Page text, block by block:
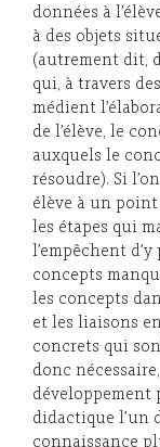
données à
à des objets
(autrement dit,
qui, à travers
médient
de l’élève, le
auxquels le
résoudre). Si
élève à un point
les étapes qui
l’empêchent
concepts
les concepts
et les liaisons
concrets qui
donc
didactique l’un
connaissance